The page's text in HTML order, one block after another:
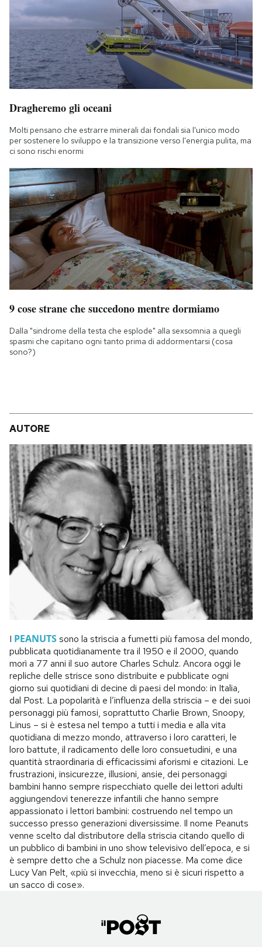
Dragheremo gli oceani
Molti pensano che estrarre minerali dai fondali sia l'unico modo
per sostenere lo sviluppo e la transizione verso l'energia pulita, ma
ci sono rischi enormi
9 cose strane che succedono mentre dormiamo
Dalla "sindrome della testa che esplode" alla sexsomnia a quegli
spasmi che capitano ogni tanto prima di addormentarsi (cosa
sono?)
AUTORE
I PEANUTSsono la striscia a fumetti più famosa del mondo,
pubblicata quotidianamente tra il 1950 e il 2000, quando
morì a 77 anni il suo autore Charles Schulz. Ancora oggi le
repliche delle strisce sono distribuite e pubblicate ogni
giorno sui quotidiani di decine di paesi del mondo: in Italia,
dal Post. La popolarità e l’influenza della striscia – e dei suoi
personaggi più famosi, soprattutto Charlie Brown, Snoopy,
Linus – si è estesa nel tempo a tutti i media e alla vita
quotidiana di mezzo mondo, attraverso i loro caratteri, le
loro battute, il radicamento delle loro consuetudini, e una
quantità straordinaria di efficacissimi aforismi e citazioni. Le
frustrazioni, insicurezze, illusioni, ansie, dei personaggi
bambini hanno sempre rispecchiato quelle dei lettori adulti
aggiungendovi tenerezze infantili che hanno sempre
appassionato i lettori bambini: costruendo nel tempo un
successo presso generazioni diversissime. Il nome Peanuts
venne scelto dal distributore della striscia citando quello di
un pubblico di bambini in uno show televisivo dell’epoca, e si
è sempre detto che a Schulz non piacesse. Ma come dice
Lucy Van Pelt, «più si invecchia, meno si è sicuri rispetto a
un sacco di cose».